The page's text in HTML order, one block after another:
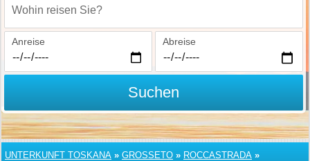
Wohin reisen Sie?
Anreise Abreise
Suchen
UNTERKUNFT TOSKANA » GROSSETO » ROCCASTRADA »